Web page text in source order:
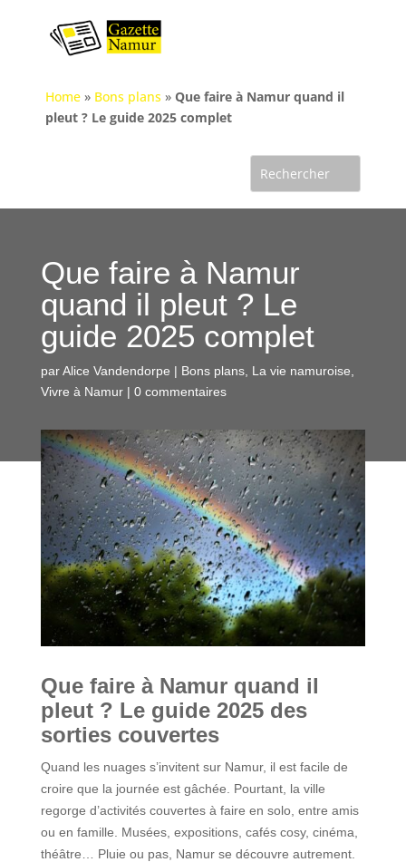
Home » Bons plans » Que faire à Namur quand il
pleut ? Le guide 2025 complet
Que faire à Namur
quand il pleut ? Le
guide 2025 complet
parAlice Vandendorpe | Bons plans, La vie namuroise
Vivre à Namur| 0 commentaires
Que faire à Namur quand il
pleut ? Le guide 2025 des
sorties couvertes
Quand les nuages s’invitent sur Namur, il est facile de
croire que la journée est gâchée. Pourtant, la ville
regorge d’activités couvertes à faire en solo, entre amis
ou en famille. Musées, expositions, cafés cosy, cinéma,
théâtre… Pluie ou pas, Namur se découvre autrement.